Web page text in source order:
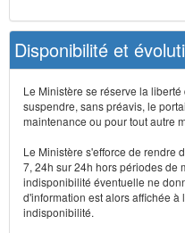
Disponibilité et
Le Ministère se réserve la
suspendre, sans préavis, le
maintenance ou pour tout autre
Le Ministère s'efforce de rendre
7, 24h sur 24h hors périodes de
indisponibilité éventuelle ne
d'information est alors affichée
indisponibilité.